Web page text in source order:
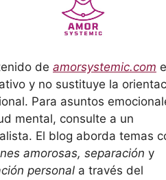
de amorsystemic.com
y no sustituye la
Para asuntos
mental, consulte a un
El blog aborda temas
amorosas, separación y
personal a través del